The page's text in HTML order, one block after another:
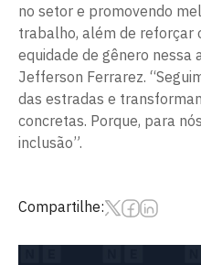
no setor e promovendo
trabalho, além de reforçar
equidade de gênero nessa
Jefferson Ferrarez.
das estradas e
concretas. Porque, para
inclusão”.
Compartilhe: